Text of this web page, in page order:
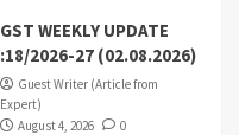
GST WEEKLY UPDATE
:18/2026-27 (02.08.2026)
Guest Writer (Article from
Expert)
August 4, 2026
0